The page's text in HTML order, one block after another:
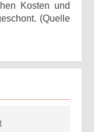
Kosten und
(Quelle